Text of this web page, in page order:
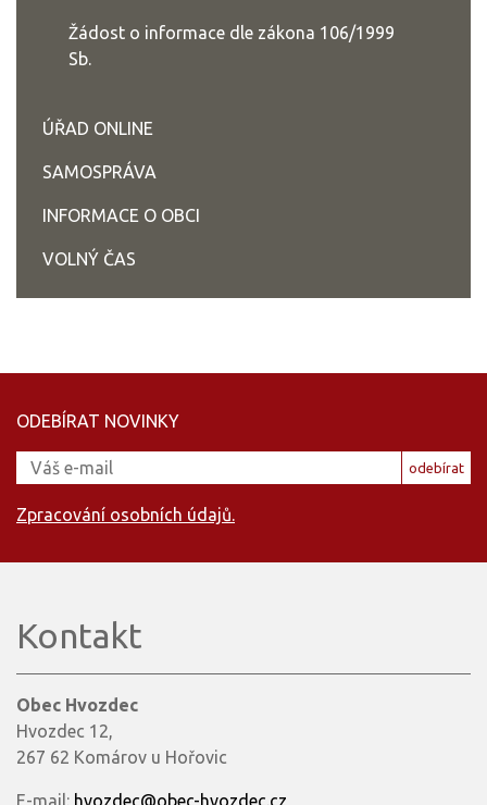
Žádost o informace dle zákona 106/1999
Sb.
ÚŘAD ONLINE
SAMOSPRÁVA
INFORMACE O OBCI
VOLNÝ ČAS
ODEBÍRAT NOVINKY
odebírat
Zpracování osobních údajů.
Kontakt
Obec Hvozdec
Hvozdec 12,
267 62 Komárov u Hořovic
E-mail: hvozdec@obec-hvozdec.cz